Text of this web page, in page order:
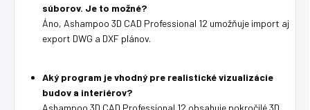
súborov. Je to možné?
Áno, Ashampoo 3D CAD Professional 12 umožňuje import aj
export DWG a DXF plánov.
Aký program je vhodný pre realistické vizualizácie
budov a interiérov?